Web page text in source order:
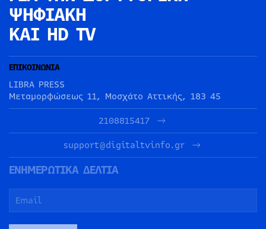
ΨΗΦΙΑΚΗ
ΚΑΙ HD TV
ΕΠΙΚΟΙΝΩΝΙΑ
LIBRA PRESS
Μεταμορφώσεως 11, Μοσχάτο Αττικής, 183 45
2108815417
support@digitaltvinfo.gr
ΕΝΗΜΕΡΩΤΙΚΑ ΔΕΛΤΙΑ